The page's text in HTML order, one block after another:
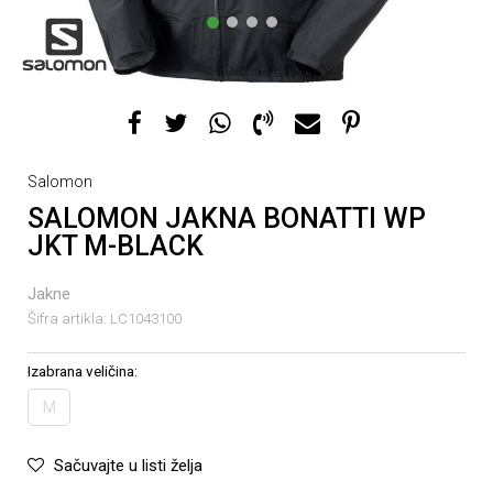
1 2 3 4
Salomon
SALOMON JAKNA BONATTI WP
JKT M-BLACK
Jakne
Šifra artikla: LC1043100
Izabrana veličina:
M
Sačuvajte u listi želja